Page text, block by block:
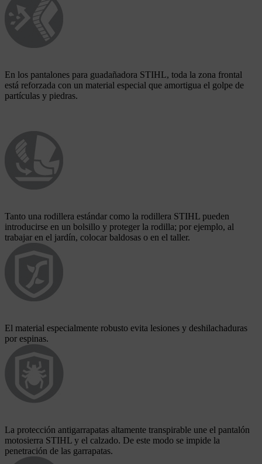
En los pantalones para guadañadora STIHL, toda la zona frontal
está reforzada con un material especial que amortigua el golpe de
partículas y piedras.
Tanto una rodillera estándar como la rodillera STIHL pueden
introducirse en un bolsillo y proteger la rodilla; por ejemplo, al
trabajar en el jardín, colocar baldosas o en el taller.
El material especialmente robusto evita lesiones y deshilachaduras
por espinas.
La protección antigarrapatas altamente transpirable une el pantalón
motosierra STIHL y el calzado. De este modo se impide la
penetración de las garrapatas.